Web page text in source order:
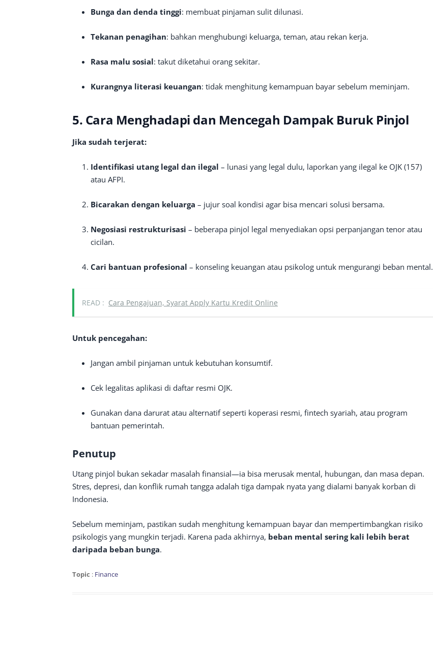
Bunga dan denda tinggi: membuat pinjaman sulit dilunasi.
Tekanan penagihan: bahkan menghubungi keluarga, teman, atau rekan kerja.
Rasa malu sosial: takut diketahui orang sekitar.
Kurangnya literasi keuangan: tidak menghitung kemampuan bayar sebelum meminjam.
5. Cara Menghadapi dan Mencegah Dampak Buruk Pinjol
Jika sudah terjerat:
Identifikasi utang legal dan ilegal – lunasi yang legal dulu, laporkan yang ilegal ke OJK (157)
atau AFPI.
Bicarakan dengan keluarga – jujur soal kondisi agar bisa mencari solusi bersama.
Negosiasi restrukturisasi – beberapa pinjol legal menyediakan opsi perpanjangan tenor atau
cicilan.
Cari bantuan profesional – konseling keuangan atau psikolog untuk mengurangi beban mental.
READ : Cara Pengajuan, Syarat Apply Kartu Kredit Online
Untuk pencegahan:
Jangan ambil pinjaman untuk kebutuhan konsumtif.
Cek legalitas aplikasi di daftar resmi OJK.
Gunakan dana darurat atau alternatif seperti koperasi resmi, fintech syariah, atau program
bantuan pemerintah.
Penutup
Utang pinjol bukan sekadar masalah finansial—ia bisa merusak mental, hubungan, dan masa depan.
Stres, depresi, dan konflik rumah tangga adalah tiga dampak nyata yang dialami banyak korban di
Indonesia.
Sebelum meminjam, pastikan sudah menghitung kemampuan bayar dan mempertimbangkan risiko
psikologis yang mungkin terjadi. Karena pada akhirnya, beban mental sering kali lebih berat
daripada beban bunga.
Topic : Finance